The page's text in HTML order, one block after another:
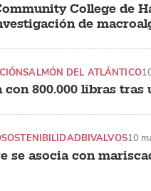
College de
de
800.000 libras
SALMÓN DEL ATLÁNTICO
se asocia con
SOSTENIBILIDADBIVALVOS10